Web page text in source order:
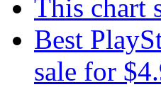
This chart
Best
sale for